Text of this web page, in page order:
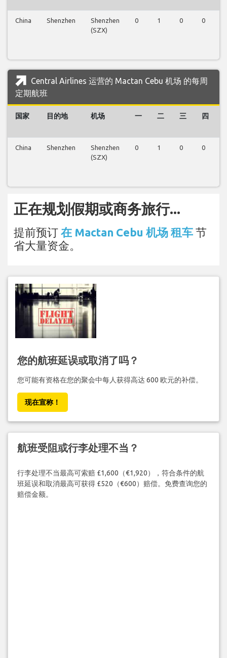
China Shenzhen
Shenzhen
(SZX)
0 1 0 0
Central Airlines 运营的 Mactan Cebu 机场 的每周
定期航班
国家 目的地 机场 一 二 三 四
China Shenzhen
Shenzhen
(SZX)
0 1 0 0
正在规划假期或商务旅行...
提前预订 在 Mactan Cebu 机场 租车 节
省大量资金。
您的航班延误或取消了吗？
您可能有资格在您的聚会中每人获得高达 600 欧元的补偿。
现在宣称！
航班受阻或行李处理不当？
行李处理不当最高可索赔 £1,600（€1,920），符合条件的航
班延误和取消最高可获得 £520（€600）赔偿。免费查询您的
赔偿金额。